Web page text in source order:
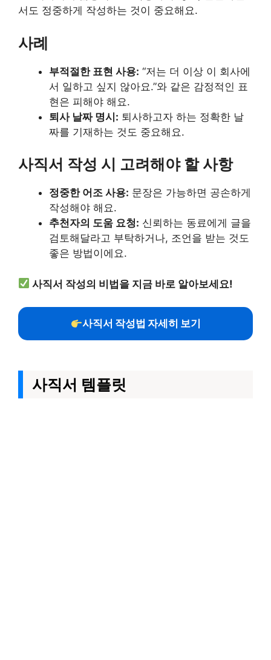
서도 정중하게 작성하는 것이 중요해요.
사례
부적절한 표현 사용: “저는 더 이상 이 회사에
서 일하고 싶지 않아요.”와 같은 감정적인 표
현은 피해야 해요.
퇴사 날짜 명시: 퇴사하고자 하는 정확한 날
짜를 기재하는 것도 중요해요.
사직서 작성 시 고려해야 할 사항
정중한 어조 사용: 문장은 가능하면 공손하게
작성해야 해요.
추천자의 도움 요청: 신뢰하는 동료에게 글을
검토해달라고 부탁하거나, 조언을 받는 것도
좋은 방법이에요.
사직서 작성의 비법을 지금 바로 알아보세요!
사직서 작성법 자세히 보기
사직서 템플릿